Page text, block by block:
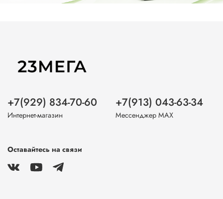
+7(929) 834-70-60
Интернет-магазин
+7(913) 043-63-34
Мессенджер MAX
Оставайтесь на связи